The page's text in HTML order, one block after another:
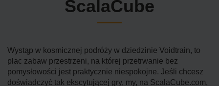
ScalaCube
Wystąp w kosmicznej podróży w dziedzinie Voidtrain, to
plac zabaw przestrzeni, na której przetrwanie bez
pomysłowości jest praktycznie niespokojne. Jeśli chcesz
doświadczyć tak ekscytującej gry, my, na ScalaCube.com,